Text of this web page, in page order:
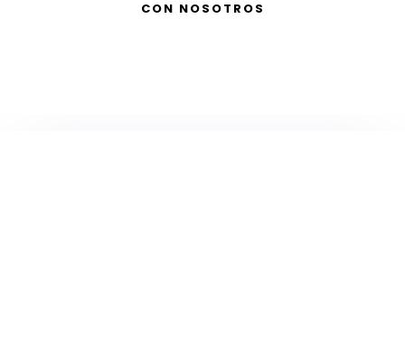
CON NOSOTROS